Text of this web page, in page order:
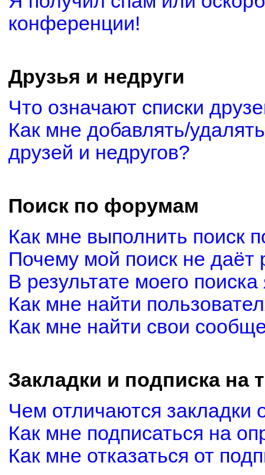
конференции!
Друзья и недруги
Что означают списки
Как мне добавлять/
друзей и недругов?
Поиск по форумам
Как мне выполнить поиск
Почему мой поиск не даёт
В результате моего
Как мне найти
Как мне найти свои
Закладки и подписка на
Чем отличаются закладки
Как мне подписаться на
Как мне отказаться от